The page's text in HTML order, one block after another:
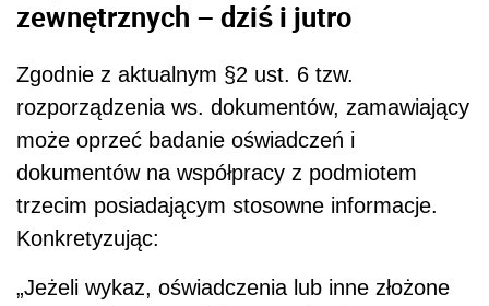
zewnętrznych – dziś i jutro
Zgodnie z aktualnym §2 ust. 6 tzw.
rozporządzenia ws. dokumentów, zamawiający
może oprzeć badanie oświadczeń i
dokumentów na współpracy z podmiotem
trzecim posiadającym stosowne informacje.
Konkretyzując:
„Jeżeli wykaz, oświadczenia lub inne złożone